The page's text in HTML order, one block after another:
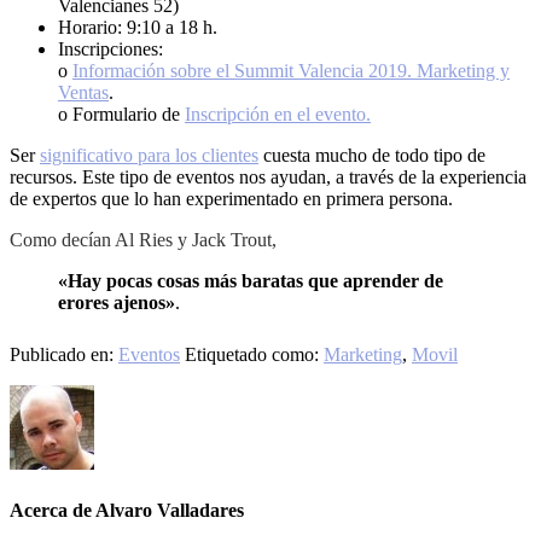
Valencianes 52)
Horario: 9:10 a 18 h.
Inscripciones:
o Información sobre el Summit Valencia 2019. Marketing y
Ventas.
o Formulario de Inscripción en el evento.
Sersignificativo para los clientes cuesta mucho de todo tipo de
recursos. Este tipo de eventos nos ayudan, a través de la experiencia
de expertos que lo han experimentado en primera persona.
Como decían Al Ries y Jack Trout,
«Hay pocas cosas más baratas que aprender de
erores ajenos».
Publicado en: Eventos Etiquetado como: Marketing, Movil
Acerca de Alvaro Valladares